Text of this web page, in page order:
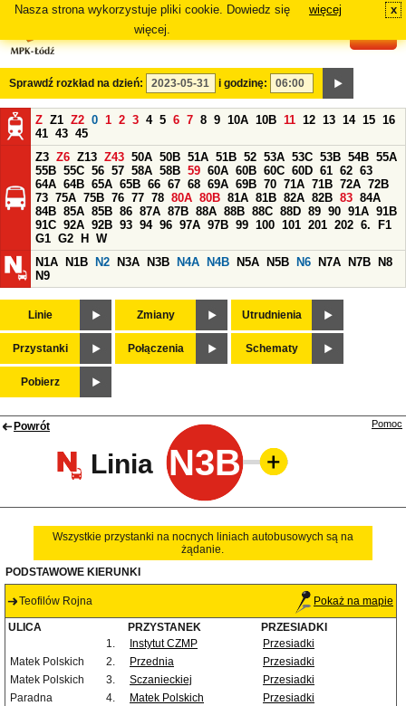
Nasza strona wykorzystuje pliki cookie. Dowiedz się
więcej.
więcej x
Sprawdź rozkład na dzień: i godzinę:
Z Z1 Z2 0 1 2 3 4 5 6 7 8 9 10A 10B 11 12 13 14 15 16
41 43 45
Z3 Z6 Z13 Z43 50A 50B 51A 51B 52 53A 53C 53B 54B 55A
55B 55C 56 57 58A 58B 59 60A 60B 60C 60D 61 62 63
64A 64B 65A 65B 66 67 68 69A 69B 70 71A 71B 72A 72B
73 75A 75B 76 77 78 80A 80B 81A 81B 82A 82B 83 84A
84B 85A 85B 86 87A 87B 88A 88B 88C 88D 89 90 91A 91B
91C 92A 92B 93 94 96 97A 97B 99 100 101 201 202 6.
F1
G1 G2 H
W
N1A
N1B N2 N3A N3B N4A N4B N5A N5B N6 N7A N7B
N8
N9
Linie Zmiany Utrudnienia
Przystanki Połączenia Schematy
Pobierz
Powrót
Linia N3B
Pomoc
Wszystkie przystanki na nocnych liniach autobusowych są na
żądanie.
PODSTAWOWE KIERUNKI
Teofilów Rojna Pokaż na mapie
ULICA PRZYSTANEK
PRZESIADKI
1.
Instytut CZMP
Przesiadki
Matek Polskich
2. Przednia
Przesiadki
Matek Polskich
3. Sczanieckiej
Przesiadki
Paradna
4. Matek Polskich
Przesiadki